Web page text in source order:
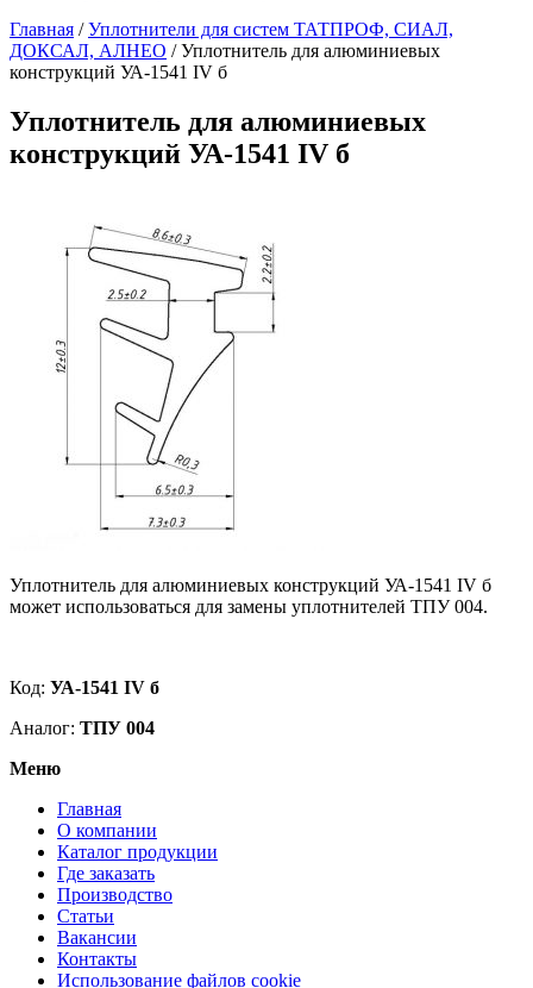
Главная /Уплотнители для систем ТАТПРОФ, СИАЛ,
ДОКСАЛ, АЛНЕО /Уплотнитель для алюминиевых
конструкций УА-1541 IV б
Уплотнитель для алюминиевых
конструкций УА-1541 IV б
Уплотнитель для алюминиевых конструкций УА-1541 IV б
может использоваться для замены уплотнителей ТПУ 004.
Код: УА-1541 IV б
Аналог: ТПУ 004
Меню
Главная
О компании
Каталог продукции
Где заказать
Производство
Статьи
Вакансии
Контакты
Использование файлов cookie